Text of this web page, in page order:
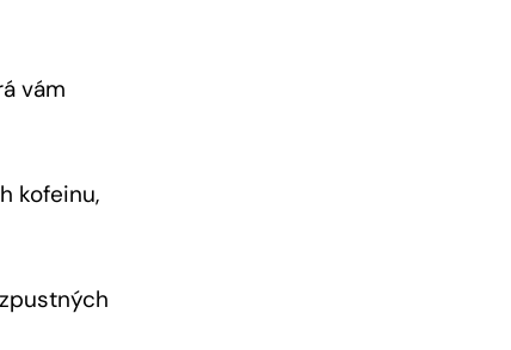
vám
kofeinu,